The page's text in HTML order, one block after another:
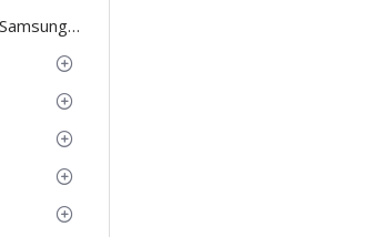
Folie Protectie Samsung Z Fold 4 -5g